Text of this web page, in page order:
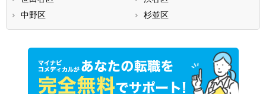
中野区
杉並区